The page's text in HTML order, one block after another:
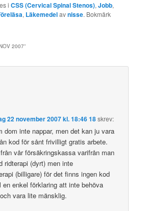
iCSS (Cervical Spinal Stenos),Jobb,
, Läkemedelavnisse. Bokmärk
2007”
22 november 2007 kl. 18:46 18skrev:
dom inte nappar, men det kan ju vara
kod för sånt frivilligt gratis arbete.
vår försäkringskassa varifrån man
ridterapi (dyrt) men inte
(billigare) för det finns ingen kod
enkel förklaring att inte behöva
vara lite mänsklig.